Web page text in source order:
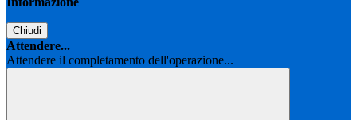
Chiudi
Attendere...
Attendere il completamento dell'operazione...